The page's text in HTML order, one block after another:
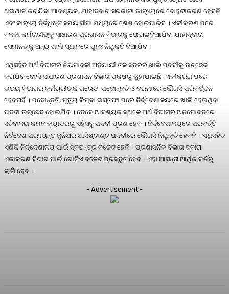
ଥଇଥାନ କରାଯିବା ଆବଶ୍ୟକ, ଯାହାଦ୍ବାରା ସରକାରୀ କାର‌୍ୟ୍ୟରେ ଦୋହରୀକରଣ ହେବନି
ଏବଂ କାର‌୍ୟ୍ୟ ନିର୍ଦ୍ଧିଷ୍ଟ ସମୟ ସୀମା ମଧ୍ୟରେ ଶେଷ ହୋଇପାରିବ । ଏକୀକରଣ ପରେ
ବଳକା କର୍ମଚାରୀଙ୍କୁ ସାଧାରଣ ପ୍ରଶାସନ ବିଭାଗକୁ ଫେରାଇଦିଆଯିବ, ଯାହାଦ୍ବାରା
ସେମାନଙ୍କୁ ଅନ୍ୟ ଖାଲି ସ୍ଥାନରେ ପୁନଃ ନିଯୁକ୍ତି ଦିଆଯିବ ।
ଏଥିସହିତ ଅର୍ଥ ବିଭାଗର ନିୟମାବଳୀ ଅନୁଯାୟୀ ତଳ ସ୍ତରର ଖାଲି ପଦବୀକୁ ଉଚ୍ଛେଦ
କରାଯିବ ବୋଲି ସାଧାରଣ ପ୍ରଶାସନ ବିଭାଗ ପକ୍ଷରୁ କୁହାଯାଇଛି ।ଏକୀକରଣ ପରେ
ଉଭୟ ବିଭାଗର କର୍ମଚାରୀଙ୍କ ଗ୍ରେଡ, ପଦୋନ୍ନତି ଓ ଦରମାରେ କୌଣସି ପରିବର୍ତ୍ତନ
ହେବନାହିଁ । ପଦୋନ୍ନତି, ମୃତ୍ୟୁ କିମ୍ବା ଇସ୍ତଫା ପରେ ନିର୍ଦ୍ଦେଶାଳୟରେ ଖାଲି ହେଉଥିବା
ପଦବୀ ଉଚ୍ଛେଦ ହୋଇଯିବ । ତେବେ ଆବଶ୍ୟକ ସ୍ଥଳେ ଅର୍ଥ ବିଭାଗର ଅନୁମୋଦନରେ
ସଚିବାଳୟ କମନ କ୍ୟାଡରରୁ ଏହିସବୁ ପଦବୀ ପୂରଣ ହେବ । ନିର୍ଦ୍ଦେଶାଳୟରେ ପରବର୍ତ୍ତି
ନିର୍ଦ୍ଦେଶ ପର‌୍ୟ୍ୟନ୍ତ ଜୁନିଅର ଆସିଷ୍ଟାଣ୍ଟ ପଦବୀରେ କୌଣସି ନିଯୁକ୍ତି ହେବନି । ଏଥିସହିତ
ଏଣିକି ନିର୍ଦ୍ଦେଶାଳୟ ପାଇଁ ସ୍ବତନ୍ତ୍ର ବଜେଟ ହେନି । ପ୍ରଶାସନିକ ବିଭାଗ ଦ୍ବାରା
ଏକୀକରଣ ବିଭାଗ ପାଇଁ ଗୋଟିଏ ବଜେଟ ପ୍ରସ୍ତୁତ ହେବ । ଏହା ଆସନ୍ତା ଆର୍ଥିକ ବର୍ଷରୁ
ଲାଗି ହେବ ।
- Advertisement -